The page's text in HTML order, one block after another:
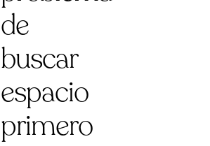
de
buscar
espacio
primero